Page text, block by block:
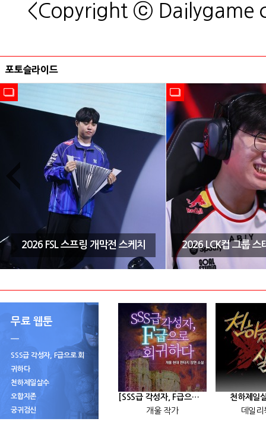
<Copyright ⓒ Dailygame
포토슬라이드
2026 FSL 스프링 개막전 스케치 2026 LCK컵 그룹 스
무료 웹툰
SSS급 각성자, F급으로 회
귀하다
천하제일살수
오합지존
궁귀검신
[SSS급 각성자, F급으로 회귀하다] 25화
개울 작가
천하제일
데일리